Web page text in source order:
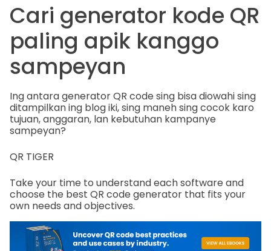
Cari generator kode QR
paling apik kanggo
sampeyan
Ing antara generator QR code sing bisa diowahi sing
ditampilkan ing blog iki, sing maneh sing cocok karo
tujuan, anggaran, lan kebutuhan kampanye
sampeyan?
QR TIGER
Take your time to understand each software and
choose the best QR code generator that fits your
own needs and objectives.